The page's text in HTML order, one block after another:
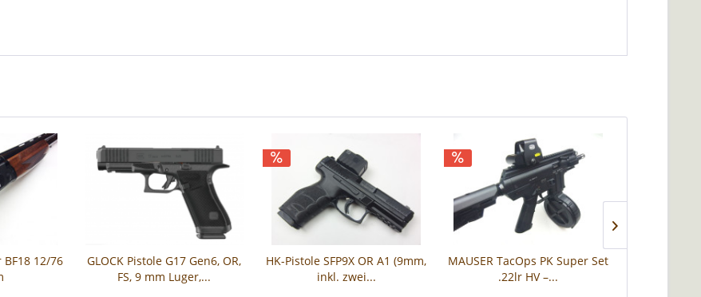
12/76
GLOCK Pistole G17 Gen6, OR,
FS, 9 mm Luger,...
HK-Pistole SFP9X OR A1 (9mm,
inkl. zwei...
MAUSER TacOps PK Super Set
.22lr HV –...